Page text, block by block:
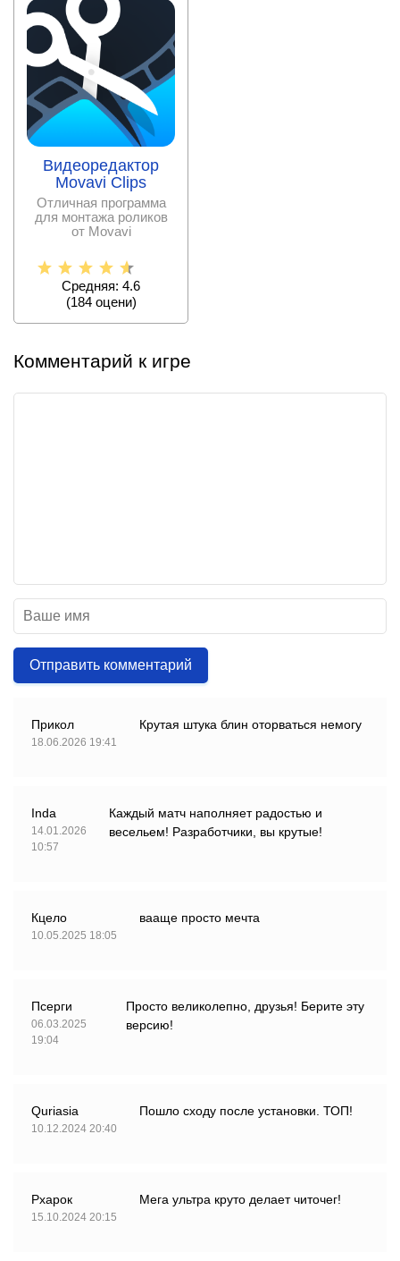
Видеоредактор
Movavi Clips
Отличная программа
для монтажа роликов
от Movavi
Средняя: 4.6
(184оцени)
Комментарий к игре
Отправить комментарий
Прикол
18.06.2026 19:41
Крутая штука блин оторваться немогу
Inda
14.01.2026
10:57
Каждый матч наполняет радостью и
весельем! Разработчики, вы крутые!
Кцело
10.05.2025 18:05
вааще просто мечта
Псерги
06.03.2025
19:04
Просто великолепно, друзья! Берите эту
версию!
Quriasia
10.12.2024 20:40
Пошло сходу после установки. ТОП!
Рхарок
15.10.2024 20:15
Мега ультра круто делает читочег!